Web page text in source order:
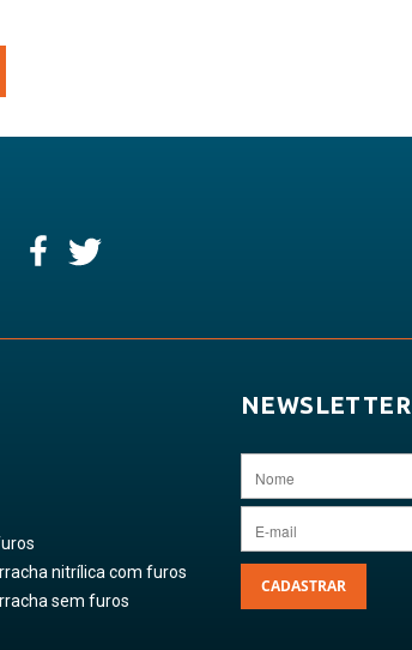
nitrílica com furos
sem furos
NEWSLETTER
CADASTRAR